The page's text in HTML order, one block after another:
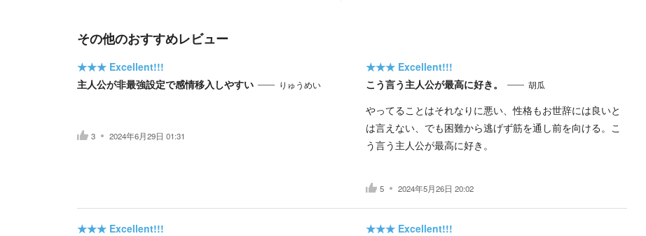
その他のおすすめレビュー
★★★ Excellent!!!
主人公が非最強設定で感情移入しやすい
りゅうめい
3 2024年6月29日 01:31
★★★ Excellent!!!
こう言う主人公が最高に好き。
胡瓜
やってることはそれなりに悪い、性格もお世辞には良いと
は言えない、でも困難から逃げず筋を通し前を向ける。こ
う言う主人公が最高に好き。
5 2024年5月26日 20:02
★★★ Excellent!!!
★★★ Excellent!!!